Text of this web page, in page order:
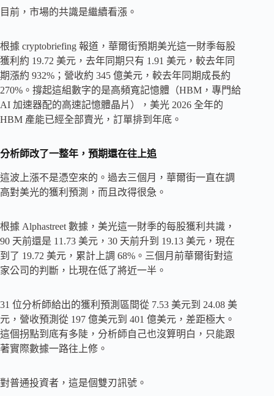
目前，市場的共識是繼續看漲。
根據 cryptobriefing 報道，華爾街預期美光這一財季每股
獲利約 19.72 美元，去年同期只有 1.91 美元，較去年同
期漲約 932%；營收約 345 億美元，較去年同期成長約
270%。撐起這組數字的是高頻寬記憶體（HBM，專門給
AI 加速器配的高速記憶體晶片），美光 2026 全年的
HBM 產能已經全部賣光，訂單排到年底。
分析師改了一整年，預期還在往上追
這波上漲不是憑空來的。過去三個月，華爾街一直在調
高對美光的獲利預測，而且改得很急。
根據 Alphastreet 數據，美光這一財季的每股獲利共識，
90 天前還是 11.73 美元，30 天前升到 19.13 美元，現在
到了 19.72 美元，累計上調 68%。三個月前華爾街對這
家公司的判斷，比現在低了將近一半。
31 位分析師給出的獲利預測區間從 7.53 美元到 24.08 美
元，營收預測從 197 億美元到 401 億美元，差距極大。
這個拐點到底有多陡，分析師自己也沒算明白，只能跟
著實際數據一路往上修。
對普通投資者，這是個雙刃訊號。